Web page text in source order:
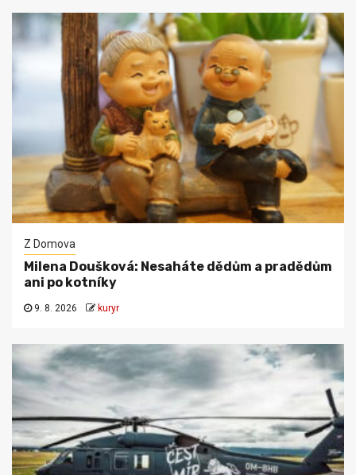
Z Domova
Milena Doušková: Nesaháte dědům a pradědům
ani po kotníky
9. 8. 2026 kuryr